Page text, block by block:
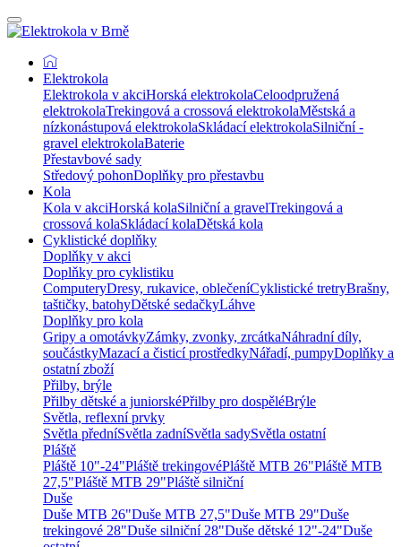
Elektrokola
Elektrokola v akciHorská elektrokolaCeloodpružená
elektrokolaTrekingová a crossová elektrokolaMěstská a
nízkonástupová elektrokolaSkládací elektrokolaSilniční -
gravel elektrokolaBaterie
Přestavbové sady
Středový pohonDoplňky pro přestavbu
Kola
Kola v akciHorská kolaSilniční a gravelTrekingová a
crossová kolaSkládací kolaDětská kola
Cyklistické doplňky
Doplňky v akci
Doplňky pro cyklistiku
ComputeryDresy, rukavice, oblečeníCyklistické tretryBrašny,
taštičky, batohyDětské sedačkyLáhve
Doplňky pro kola
Gripy a omotávkyZámky, zvonky, zrcátkaNáhradní díly,
součástkyMazací a čisticí prostředkyNářadí, pumpyDoplňky a
ostatní zboží
Přilby, brýle
Přilby dětské a juniorskéPřilby pro dospěléBrýle
Světla, reflexní prvky
Světla předníSvětla zadníSvětla sadySvětla ostatní
Pláště
Pláště 10"-24"Pláště trekingovéPláště MTB 26"Pláště MTB
27,5"Pláště MTB 29"Pláště silniční
Duše
Duše MTB 26"Duše MTB 27,5"Duše MTB 29"Duše
trekingové 28"Duše silniční 28"Duše dětské 12"-24"Duše